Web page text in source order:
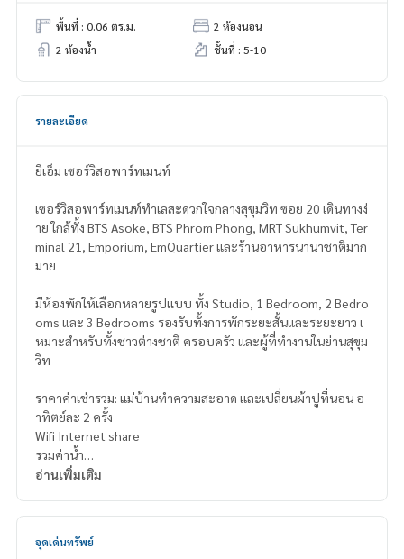
พื้นที่ : 0.06 ตร.ม.
2 ห้องนอน
2 ห้องน้ำ
ชั้นที่ : 5-10
รายละเอียด
ยีเอ็ม เซอร์วิสอพาร์ทเมนท์
เซอร์วิสอพาร์ทเมนท์ทำเลสะดวกใจกลางสุขุมวิท ซอย 20 เดินทางง่
าย ใกล้ทั้ง BTS Asoke, BTS Phrom Phong, MRT Sukhumvit, Ter
minal 21, Emporium, EmQuartier และร้านอาหารนานาชาติมาก
มาย
มีห้องพักให้เลือกหลายรูปแบบ ทั้ง Studio, 1 Bedroom, 2 Bedro
oms และ 3 Bedrooms รองรับทั้งการพักระยะสั้นและระยะยาว เ
หมาะสำหรับทั้งชาวต่างชาติ ครอบครัว และผู้ที่ทำงานในย่านสุขุม
วิท
ราคาค่าเช่ารวม: แม่บ้านทำความสะอาด และเปลี่ยนผ้าปูที่นอน อ
าทิตย์ละ 2 ครั้ง
Wifi Internet share
รวมค่าน้ำ
• Swimming Pool
อ่านเพิ่มเติม
จุดเด่นทรัพย์